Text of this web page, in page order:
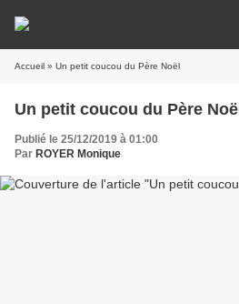
Accueil » Un petit coucou du Père Noël
Un petit coucou du Père Noël
Publié le 25/12/2019 à 01:00
Par ROYER Monique